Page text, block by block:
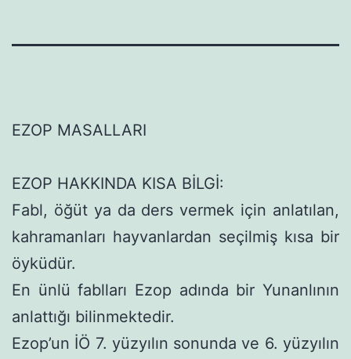
EZOP MASALLARI
EZOP HAKKINDA KISA BİLGİ:
Fabl, öğüt ya da ders vermek için anlatılan,
kahramanları hayvanlardan seçilmiş kısa bir
öyküdür.
En ünlü fablları Ezop adında bir Yunanlının
anlattığı bilin­mektedir.
Ezop’un İÖ 7. yüzyılın sonunda ve 6. yüzyılın